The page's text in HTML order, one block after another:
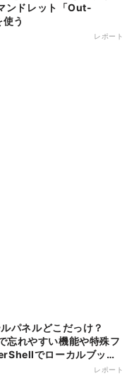
ンドレット「Out-
う
レポート
れやすい機能や特殊フ
でローカルブック
レポート